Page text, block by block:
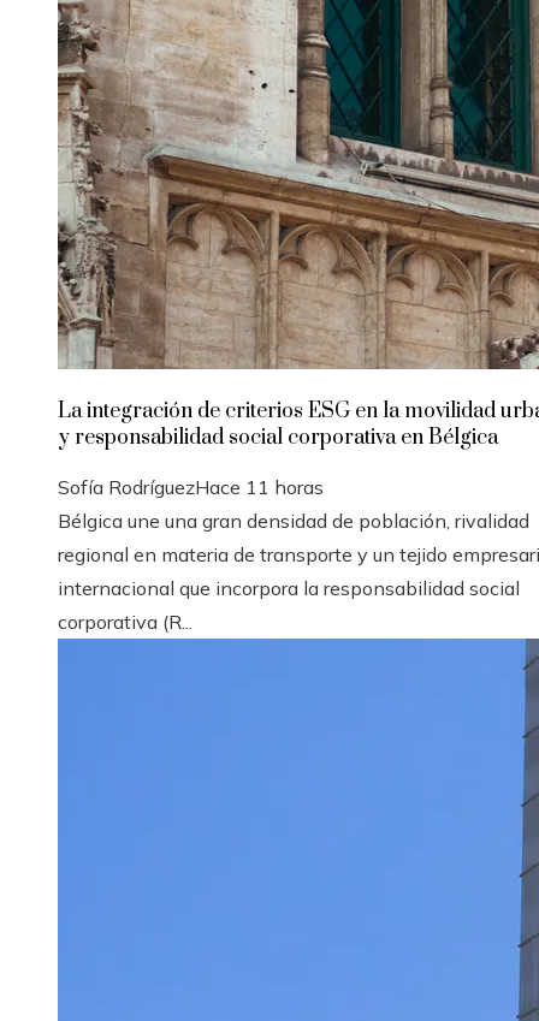
La integración de criterios ESG en la movilidad
y responsabilidad social corporativa en Bélgica
Sofía RodríguezHace 11 horas
Bélgica une una gran densidad de población, rivalidad
regional en materia de transporte y un tejido
internacional que incorpora la responsabilidad social
corporativa (R...